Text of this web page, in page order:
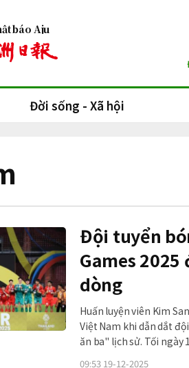
báo Aju
Đời sống - Xã hội
Đội tuyển
Games
dòng
Huấn luyện viên Kim
Việt Nam khi dẫn dắt
ăn ba" lịch sử. Tối ngày 18 (theo giờ Hàn Quốc), trận chung kết môn bóng đá nam SEA
09:53 19-12-2025